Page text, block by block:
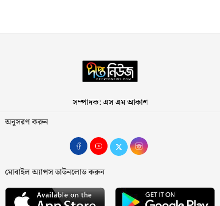
সম্পাদক: এস এম আকাশ
অনুসরণ করুন
মোবাইল অ্যাপস ডাউনলোড করুন